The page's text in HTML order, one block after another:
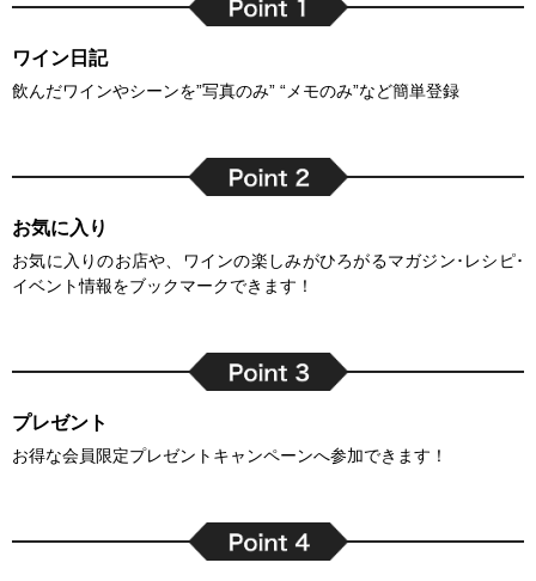
ワイン日記
飲んだワインやシーンを”写真のみ” “メモのみ”など簡単登録
お気に入り
お気に入りのお店や、ワインの楽しみがひろがるマガジン･レシピ･
イベント情報をブックマークできます！
プレゼント
お得な会員限定プレゼントキャンペーンへ参加できます！